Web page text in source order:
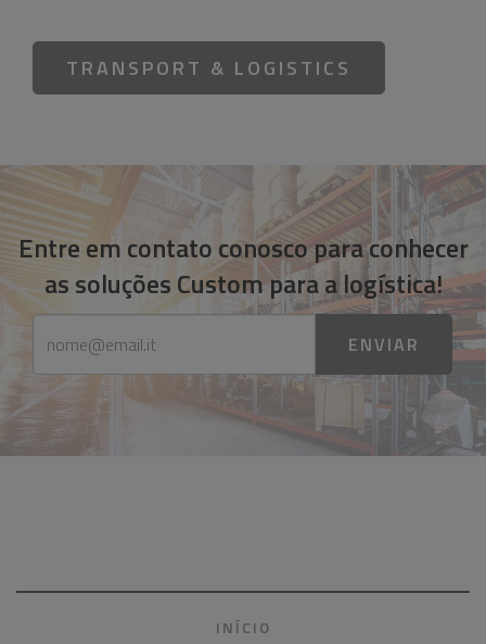
TRANSPORT & LOGISTICS
Entre em contato conosco para conhecer
as soluções Custom para a logística!
ENVIAR
INÍCIO